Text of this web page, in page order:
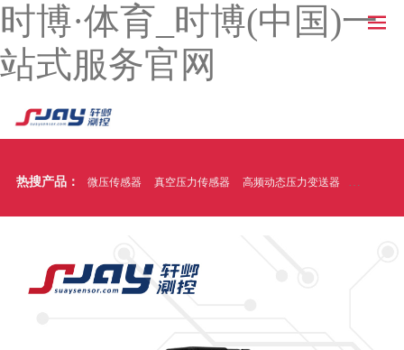
时博·体育_时博(中国)一
站式服务官网
热搜产品： 微压传感器 真空压力传感器 高频动态压力变送器 温压一体